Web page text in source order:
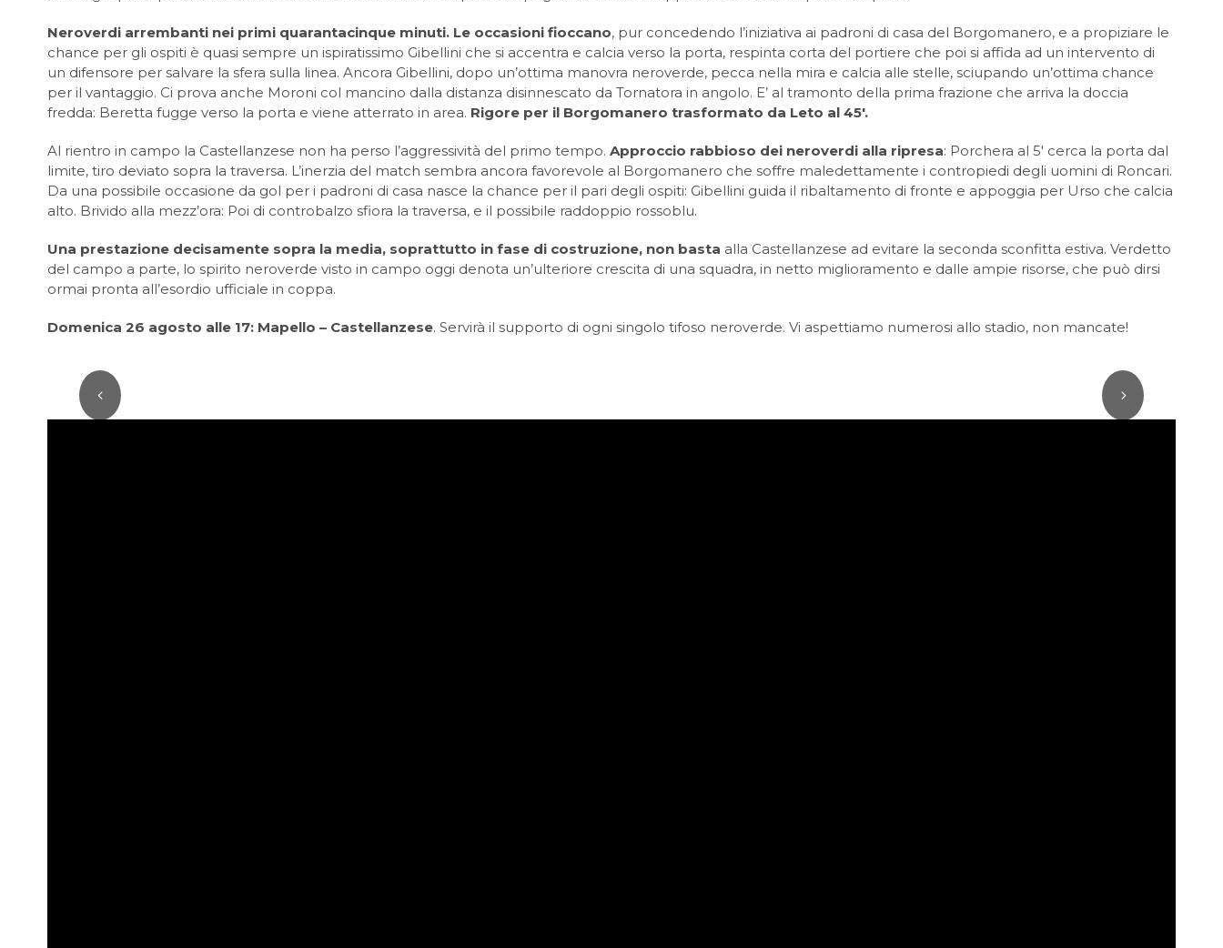
Neroverdi arrembanti nei primi quarantacinque minuti. Le occasioni fioccano, pur concedendo l’iniziativa ai padroni di casa del Borgomanero, e a propiziare le
chance per gli ospiti è quasi sempre un ispiratissimo Gibellini che si accentra e calcia verso la porta, respinta corta del portiere che poi si affida ad un intervento di
un difensore per salvare la sfera sulla linea. Ancora Gibellini, dopo un’ottima manovra neroverde, pecca nella mira e calcia alle stelle, sciupando un’ottima chance
per il vantaggio. Ci prova anche Moroni col mancino dalla distanza disinnescato da Tornatora in angolo. E’ al tramonto della prima frazione che arriva la doccia
fredda: Beretta fugge verso la porta e viene atterrato in area. Rigore per il Borgomanero trasformato da Leto al 45′.
Al rientro in campo la Castellanzese non ha perso l’aggressività del primo tempo. Approccio rabbioso dei neroverdi alla ripresa: Porchera al 5′ cerca la porta dal
limite, tiro deviato sopra la traversa. L’inerzia del match sembra ancora favorevole al Borgomanero che soffre maledettamente i contropiedi degli uomini di Roncari.
Da una possibile occasione da gol per i padroni di casa nasce la chance per il pari degli ospiti: Gibellini guida il ribaltamento di fronte e appoggia per Urso che calcia
alto. Brivido alla mezz’ora: Poi di controbalzo sfiora la traversa, e il possibile raddoppio rossoblu.
Una prestazione decisamente sopra la media, soprattutto in fase di costruzione, non basta alla Castellanzese ad evitare la seconda sconfitta estiva. Verdetto
del campo a parte, lo spirito neroverde visto in campo oggi denota un’ulteriore crescita di una squadra, in netto miglioramento e dalle ampie risorse, che può dirsi
ormai pronta all’esordio ufficiale in coppa.
Domenica 26 agosto alle 17: Mapello – Castellanzese. Servirà il supporto di ogni singolo tifoso neroverde. Vi aspettiamo numerosi allo stadio, non mancate!